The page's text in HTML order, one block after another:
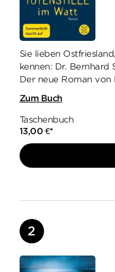
Sie lieben
kennen: Dr. Bernhard
Der neue Roman von
Zum Buch
Taschenbuch
13,00 €*